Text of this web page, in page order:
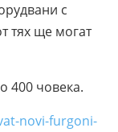
с
тях ще могат
400 човека.
novi-furgoni-